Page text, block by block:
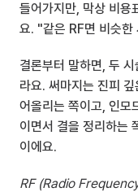
들어가지만, 막상 비용
요. "같은 RF면 비슷한
결론부터 말하면, 두
라요. 써마지는 진피
어올리는 쪽이고, 인모
이면서 결을 정리하는
이에요.
RF (Radio